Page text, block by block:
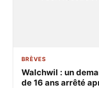
BRÈVES
Walchwil : un
de 16 ans arrêté